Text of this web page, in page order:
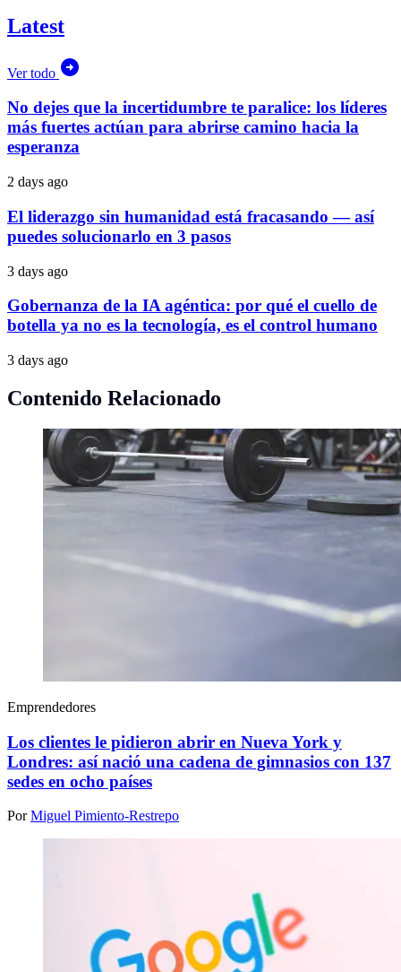
Latest
Ver todo
No dejes que la incertidumbre te paralice: los líderes
más fuertes actúan para abrirse camino hacia la
esperanza
2 days ago
El liderazgo sin humanidad está fracasando — así
puedes solucionarlo en 3 pasos
3 days ago
Gobernanza de la IA agéntica: por qué el cuello de
botella ya no es la tecnología, es el control humano
3 days ago
Contenido Relacionado
Emprendedores
Los clientes le pidieron abrir en Nueva York y
Londres: así nació una cadena de gimnasios con 137
sedes en ocho países
PorMiguel Pimiento-Restrepo